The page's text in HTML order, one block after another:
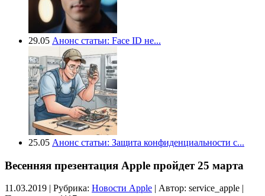
29.05 Анонс статьи: Face ID не...
25.05 Анонс статьи: Защита конфиденциальности с...
Весенняя презентация Apple пройдет 25 марта
11.03.2019 | Рубрика: Новости Apple | Автор: service_apple |